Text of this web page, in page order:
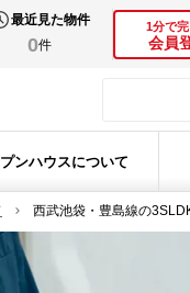
最近見た物件
0件
1分で完
会員
ンハウスについて
西武池袋・豊島線の